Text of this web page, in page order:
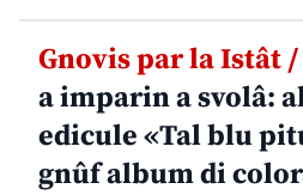
Gnovis par la Istât /
a imparin a svolâ:
edicule «Tal blu
gnûf album di